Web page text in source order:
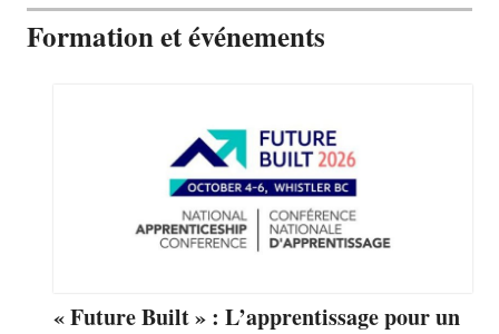
Formation et événements
« Future Built » : L’apprentissage pour un